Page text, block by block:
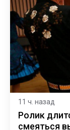
11 ч. назад
Ролик
смеяться